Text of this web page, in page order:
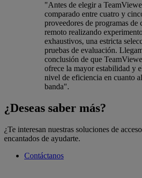
"Antes de elegir a
comparado entre cuatro y
proveedores de programas de
remoto realizando
exhaustivos, una estricta
pruebas de evaluación.
conclusión de que
ofrece la mayor estabilidad y
nivel de eficiencia en cuanto
banda".
¿Deseas saber más?
¿Te interesan nuestras soluciones de
encantados de ayudarte.
Contáctanos